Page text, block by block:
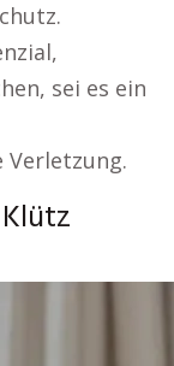
sei es ein
Verletzung.